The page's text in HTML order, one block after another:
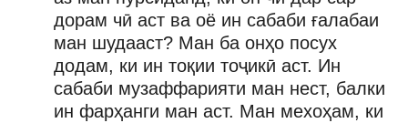
дорам чӣ аст ва оё ин сабаби ғалабаи
ман шудааст? Ман ба онҳо посух
додам, ки ин тоқии тоҷикӣ аст. Ин
сабаби музаффарияти ман нест, балки
ин фарҳанги ман аст. Ман мехоҳам, ки